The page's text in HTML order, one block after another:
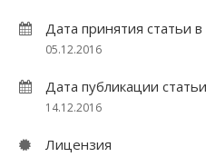
Дата принятия статьи в
05.12.2016
Дата публикации статьи
14.12.2016
Лицензия